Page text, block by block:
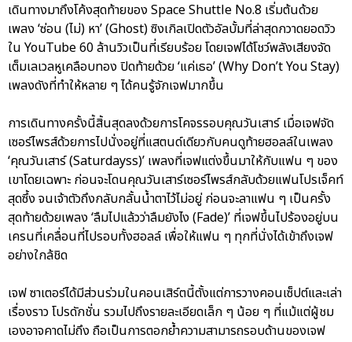
เดินทางมาถึงโค้งสุดท้ายของ Space Shuttle No.8 เริ่มต้นด้วย
เพลง ‘ซ่อน (ไม่) หา’ (Ghost) ซิงเกิลเปิดตัวอัลบั้มที่ล่าสุดกวาดยอดวิว
ใน YouTube 60 ล้านวิวเป็นที่เรียบร้อย โดยเจฟได้โชว์พลังเสียงจัด
เต็มเลเวลหูเคลือบทอง ปิดท้ายด้วย ‘แค่เธอ’ (Why Don’t You Stay)
เพลงดังที่ทำให้หลาย ๆ ได้คนรู้จักเจฟมากขึ้น
การเดินทางครั้งนี้สิ้นสุดลงด้วยการโคจรรอบคุณวันเสาร์ เมื่อเจฟจัด
เซอร์ไพรส์ด้วยการไปนั่งอยู่ที่แสตนด์เดียวกับคนดูท้ายฮอลล์ในเพลง
‘คุณวันเสาร์ (Saturdayss)’ เพลงที่เจฟแต่งขึ้นมาให้กับแฟน ๆ ของ
เขาโดยเฉพาะ ก่อนจะโดนคุณวันเสาร์เซอร์ไพรส์กลับด้วยแฟนโปรเจ็คท์
สุดซึ้ง จนเจ้าตัวถึงกลับกลั้นน้ำตาไว้ไม่อยู่ ก่อนจะลาแฟน ๆ เป็นครั้ง
สุดท้ายด้วยเพลง ‘ลืมไปแล้วว่าลืมยังไง (Fade)’ ที่เจฟขึ้นไปร้องอยู่บน
เครนที่เคลื่อนที่ไปรอบทั้งฮอลล์ เพื่อให้แฟน ๆ ทุกที่นั่งได้เข้าถึงเจฟ
อย่างใกล้ชิด
เจฟ ซาเตอร์ได้มีส่วนร่วมในคอนเสิร์ตนี้ตั้งแต่การวางคอนเซ็ปต์และเล่า
เรื่องราว โปรดักชั่น รวมไปถึงรายละเอียดเล็ก ๆ น้อย ๆ ที่แม้แต่ผู้ชม
เองอาจคาดไม่ถึง ถือเป็นการตอกย้ำความสามารถรอบด้านของเจฟ